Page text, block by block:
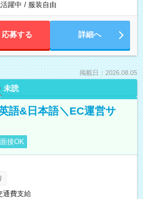
躍中 / 服装自由
応募する 詳細へ
掲載日：2026.08.05
未読
語&日本語＼EC運営サ
接OK
通費支給